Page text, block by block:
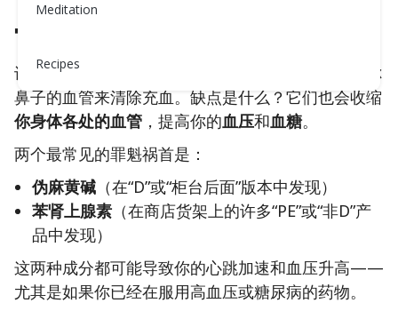
Meditation
Recipes
常见感冒药物的问题
许多感冒和流感药物含有
，它们通过收缩你
鼻子的血管来清除充血。缺点是什么？它们也会收缩
你身体各处的血管 ，提高你的血压和血糖。
两个最常见的罪魁祸首是：
伪麻黄碱 （在“D”或“柜台后面”版本中发现）
苯肾上腺素 （在商店货架上的许多“PE”或“非D”产
品中发现）
这两种成分都可能导致你的心跳加速和血压升高——
尤其是如果你已经在服用高血压或糖尿病的药物。